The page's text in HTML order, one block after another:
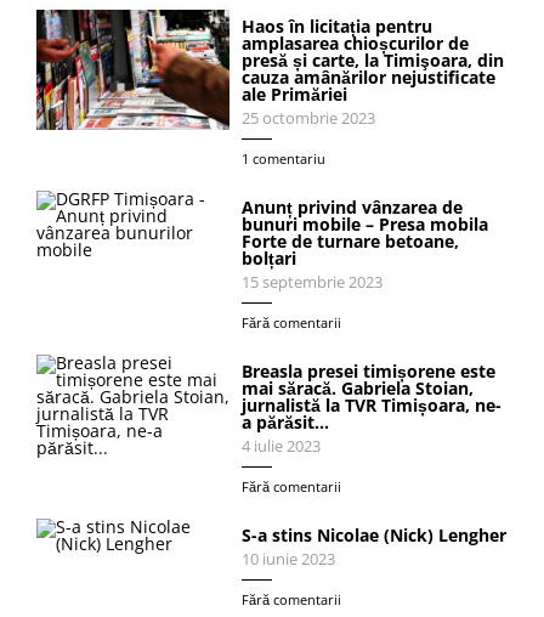
Haos în licitația pentru
amplasarea chioșcurilor de
presă și carte, la Timişoara, din
cauza amânărilor nejustificate
ale Primăriei
25 octombrie 2023
1 comentariu
Anunț privind vânzarea de
bunuri mobile – Presa mobila
Forte de turnare betoane,
bolțari
15 septembrie 2023
Fără comentarii
Breasla presei timișorene este
mai săracă. Gabriela Stoian,
jurnalistă la TVR Timișoara, ne-
a părăsit…
4 iulie 2023
Fără comentarii
S-a stins Nicolae (Nick) Lengher
10 iunie 2023
Fără comentarii